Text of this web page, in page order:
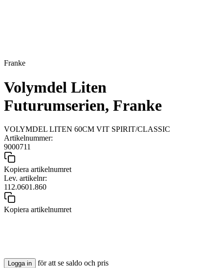
Franke
Volymdel Liten
Futurumserien, Franke
VOLYMDEL LITEN 60CM VIT SPIRIT/CLASSIC
Artikelnummer:
9000711
Kopiera artikelnumret
Lev. artikelnr:
112.0601.860
Kopiera artikelnumret
Logga in för att se saldo och pris